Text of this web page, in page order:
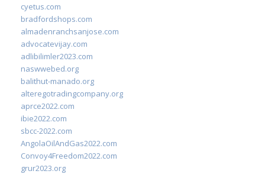
cyetus.com
bradfordshops.com
almadenranchsanjose.com
advocatevijay.com
adlibilimler2023.com
naswwebed.org
balithut-manado.org
alteregotradingcompany.org
aprce2022.com
ibie2022.com
sbcc-2022.com
AngolaOilAndGas2022.com
Convoy4Freedom2022.com
grur2023.org